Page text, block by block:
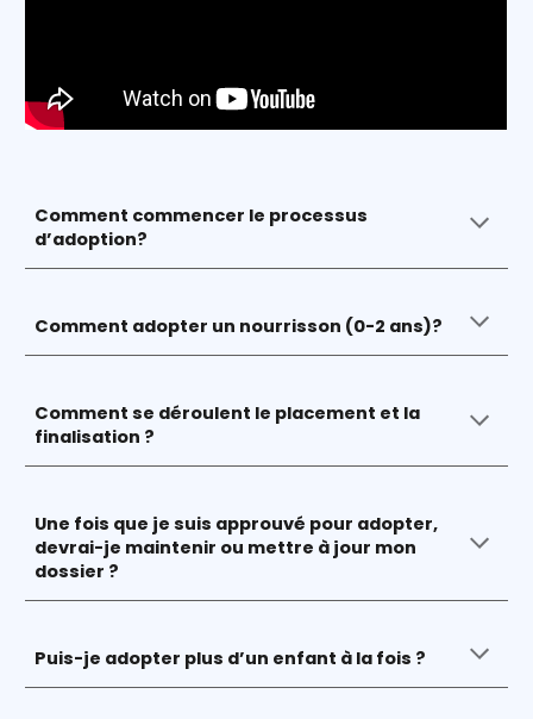
Comment commencer le processus
d’adoption?
Comment adopter un nourrisson (0-2 ans)?
Comment se déroulent le placement et la
finalisation ?
Une fois que je suis approuvé pour adopter,
devrai-je maintenir ou mettre à jour mon
dossier ?
Puis-je adopter plus d’un enfant à la fois ?